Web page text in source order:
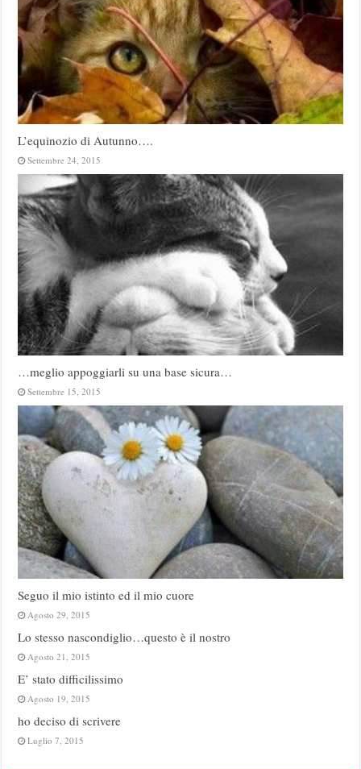
L’equinozio di Autunno….
Settembre 24, 2015
…meglio appoggiarli su una base sicura…
Settembre 15, 2015
Seguo il mio istinto ed il mio cuore
Agosto 29, 2015
Lo stesso nascondiglio…questo è il nostro
Agosto 21, 2015
E’ stato difficilissimo
Agosto 19, 2015
ho deciso di scrivere
Luglio 7, 2015